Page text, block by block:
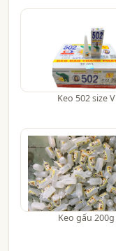
Keo 502 size V
Keo gấu 200g